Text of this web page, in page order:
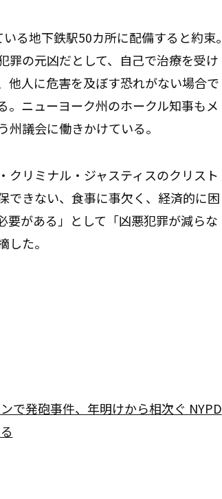
る地下鉄駅50カ所に配備すると約束。
罪の元凶だとして、自己で治療を受け
他人に危害を及ぼす恐れがない場合で
。ニューヨーク州のホークル知事もメ
議会に働きかけている。
クリミナル・ジャスティスのクリスト
できない、食事に事欠く、経済的に困
要がある」として「凶悪犯罪が減らな
た。
で発砲事件、年明けから相次ぐ NYPD